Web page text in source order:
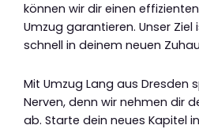
können wir dir einen
Umzug garantieren. Unser
schnell in deinem neuen
Mit Umzug Lang aus Dresden
Nerven, denn wir nehmen dir
ab. Starte dein neues Kapitel